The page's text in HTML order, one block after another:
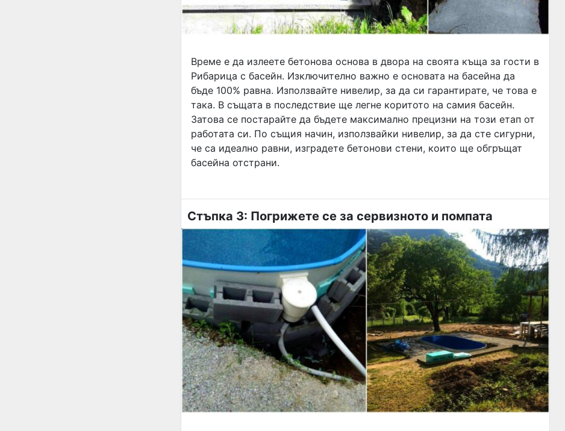
Време е да излеете бетонова основа в двора на своята къща за гости в
Рибарица с басейн. Изключително важно е основата на басейна да
бъде 100% равна. Използвайте нивелир, за да си гарантирате, че това е
така. В същата в последствие ще легне коритото на самия басейн.
Затова се постарайте да бъдете максимално прецизни на този етап от
работата си. По същия начин, използвайки нивелир, за да сте сигурни,
че са идеално равни, изградете бетонови стени, които ще обгръщат
басейна отстрани.
Стъпка 3: Погрижете се за сервизното и помпата